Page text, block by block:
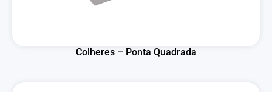
Colheres – Ponta Quadrada